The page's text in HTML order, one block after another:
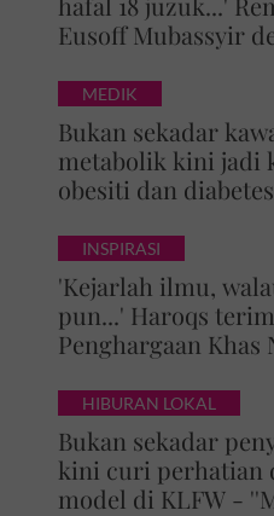
Eusoff Mubassyir
MEDIK
Bukan sekadar
metabolik kini jadi
obesiti dan diabetes
INSPIRASI
'Kejarlah ilmu,
pun...' Haroqs
Penghargaan Khas
HIBURAN LOKAL
Bukan sekadar
kini curi perhatian
model di KLFW -